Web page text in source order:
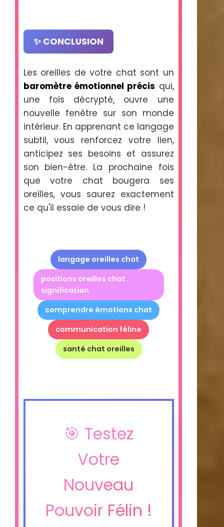
✨ CONCLUSION
Les oreilles de votre chat sont un
baromètre émotionnel précis qui,
une fois décrypté, ouvre une
nouvelle fenêtre sur son monde
intérieur. En apprenant ce langage
subtil, vous renforcez votre lien,
anticipez ses besoins et assurez
son bien-être. La prochaine fois
que votre chat bougera ses
oreilles, vous saurez exactement
ce qu'il essaie de vous dire !
langage oreilles chat
positions oreilles chat
signification
comprendre émotions chat
communication féline
santé chat oreilles
🎯 Testez
Votre
Nouveau
Pouvoir Félin !